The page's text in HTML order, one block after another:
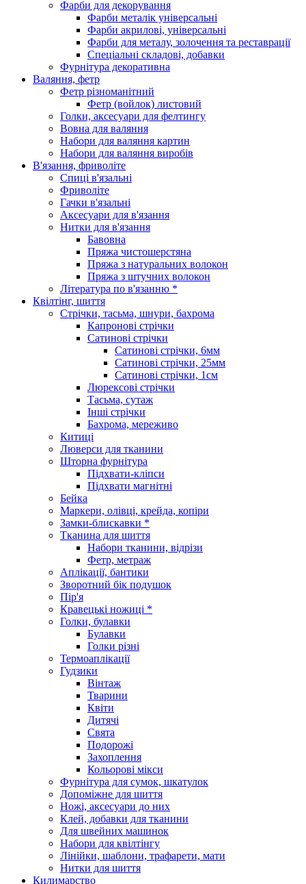
Фарби для декорування
Фарби металік універсальні
Фарби акрилові, універсальні
Фарби для металу, золочення та реставрації
Спеціальні складові, добавки
Фурнітура декоративна
Валяння, фетр
Фетр різноманітний
Фетр (войлок) листовий
Голки, аксесуари для фелтингу
Вовна для валяння
Набори для валяння картин
Набори для валяння виробів
В'язання, фриволіте
Спиці в'язальні
Фриволіте
Гачки в'язальні
Аксесуари для в'язання
Нитки для в'язання
Бавовна
Пряжа чистошерстяна
Пряжа з натуральних волокон
Пряжа з штучних волокон
Література по в'язанню *
Квілтінг, шиття
Стрічки, тасьма, шнури, бахрома
Капронові стрічки
Сатинові стрічки
Сатинові стрічки, 6мм
Сатинові стрічки, 25мм
Сатинові стрічки, 1см
Люрексові стрічки
Тасьма, сутаж
Інші стрічки
Бахрома, мереживо
Китиці
Люверси для тканини
Шторна фурнітура
Підхвати-кліпси
Підхвати магнітні
Бейка
Маркери, олівці, крейда, копіри
Замки-блискавки *
Тканина для шиття
Набори тканини, відрізи
Фетр, метраж
Аплікації, бантики
Зворотний бік подушок
Пір'я
Кравецькі ножиці *
Голки, булавки
Булавки
Голки різні
Термоаплікації
Гудзики
Вінтаж
Тварини
Квіти
Дитячі
Свята
Подорожі
Захоплення
Кольорові мікси
Фурнітура для сумок, шкатулок
Допоміжне для шиття
Ножі, аксесуари до них
Клей, добавки для тканини
Для швейних машинок
Набори для квілтінгу
Лінійки, шаблони, трафарети, мати
Нитки для шиття
Килимарство